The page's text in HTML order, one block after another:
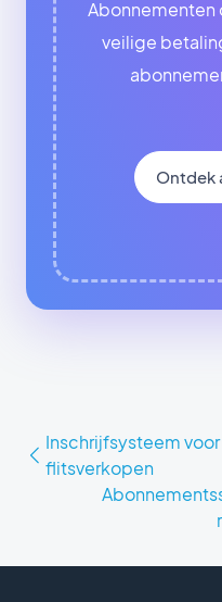
Abonnementen
veilige
Ontdek
Inschrijfsysteem
flitsverkopen